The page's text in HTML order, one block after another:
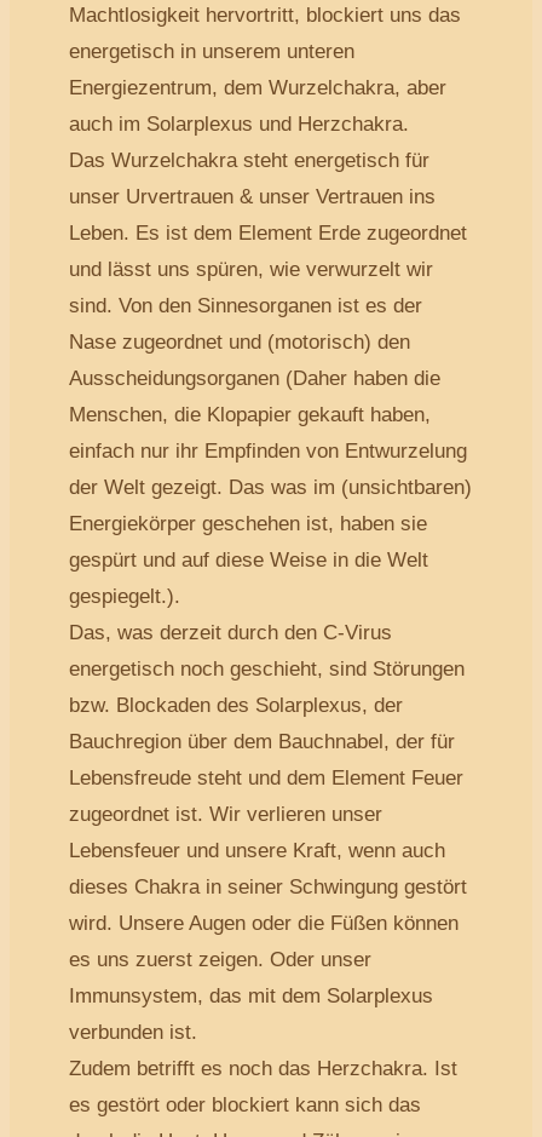
Machtlosigkeit hervortritt, blockiert uns das
energetisch in unserem unteren
Energiezentrum, dem Wurzelchakra, aber
auch im Solarplexus und Herzchakra.
Das Wurzelchakra steht energetisch für
unser Urvertrauen & unser Vertrauen ins
Leben. Es ist dem Element Erde zugeordnet
und lässt uns spüren, wie verwurzelt wir
sind. Von den Sinnesorganen ist es der
Nase zugeordnet und (motorisch) den
Ausscheidungsorganen (Daher haben die
Menschen, die Klopapier gekauft haben,
einfach nur ihr Empfinden von Entwurzelung
der Welt gezeigt. Das was im (unsichtbaren)
Energiekörper geschehen ist, haben sie
gespürt und auf diese Weise in die Welt
gespiegelt.).
Das, was derzeit durch den C-Virus
energetisch noch geschieht, sind Störungen
bzw. Blockaden des Solarplexus, der
Bauchregion über dem Bauchnabel, der für
Lebensfreude steht und dem Element Feuer
zugeordnet ist. Wir verlieren unser
Lebensfeuer und unsere Kraft, wenn auch
dieses Chakra in seiner Schwingung gestört
wird. Unsere Augen oder die Füßen können
es uns zuerst zeigen. Oder unser
Immunsystem, das mit dem Solarplexus
verbunden ist.
Zudem betrifft es noch das Herzchakra. Ist
es gestört oder blockiert kann sich das